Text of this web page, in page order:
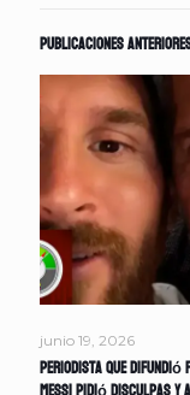
Publicaciones
junio 19, 2026
Periodista que difundió